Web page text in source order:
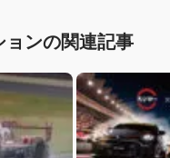
ョンの関連記事